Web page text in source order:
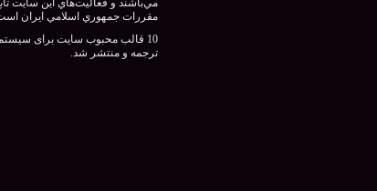
مي‌باشند و فعاليت‌هاي اين سايت
مقررات جمهوري اسلامي ايران
10 قالب محبوب سایت برای
ترجمه و منتشر شد.